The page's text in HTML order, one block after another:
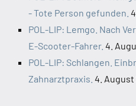
- Tote Person gefunden.
POL-LIP: Lemgo. Nach
E-Scooter-Fahrer. 4.
POL-LIP: Schlangen.
Zahnarztpraxis. 4. August